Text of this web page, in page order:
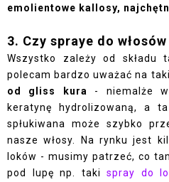
emolientowe kallosy,
3. Czy spraye do
Wszystko zależy od składu
polecam bardzo uważać na
od gliss kura - niemalże
keratynę hydrolizowaną, a
spłukiwana może szybko
nasze włosy. Na rynku jest
loków - musimy patrzeć, co
pod lupę np. taki spray do